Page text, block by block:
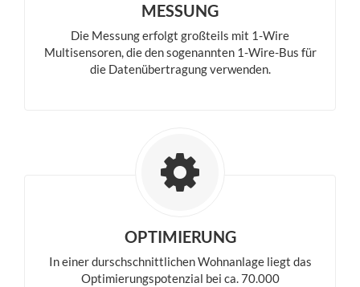
MESSUNG
Die Messung erfolgt großteils mit 1-Wire
Multisensoren, die den sogenannten 1-Wire-Bus für
die Datenübertragung verwenden.
OPTIMIERUNG
In einer durschschnittlichen Wohnanlage liegt das
Optimierungspotenzial bei ca. 70.000